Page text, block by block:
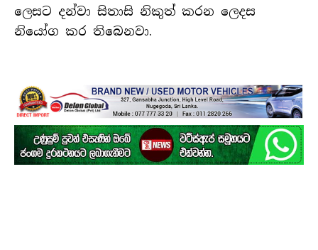
ලෙසට දන්වා සිතාසි නිකුත් කරන ලෙදස
නියෝග කර තිබෙනවා.